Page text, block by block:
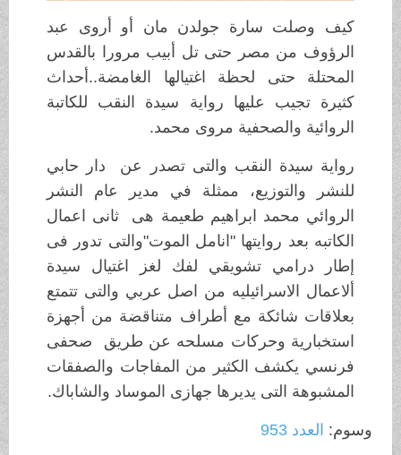
كيف وصلت سارة جولدن مان أو أروى عبد
الرؤوف من مصر حتى تل أبيب مرورا بالقدس
المحتلة حتى لحظة اغتيالها الغامضة..أحداث
كثيرة تجيب عليها رواية سيدة النقب للكاتبة
الروائية والصحفية مروى محمد.
رواية سيدة النقب والتى تصدر عن دار حابي
للنشر والتوزيع، ممثلة في مدير عام النشر
الروائي محمد ابراهيم طعيمة هى ثانى اعمال
الكاتبه بعد روايتها "انامل الموت"والتى تدور فى
إطار درامي تشويقي لفك لغز اغتيال سيدة
ألاعمال الاسرائيليه من اصل عربي والتى تتمتع
بعلاقات شائكة مع أطراف متناقضة من أجهزة
استخبارية وحركات مسلحه عن طريق صحفى
فرنسي يكشف الكثير من المفاجات والصفقات
المشبوهة التى يديرها جهازى الموساد والشاباك.
وسوم:العدد 953